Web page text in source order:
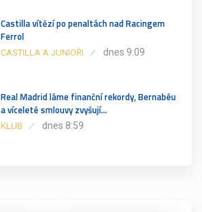
Castilla vítězí po penaltách nad Racingem
Ferrol
CASTILLA A JUNIOŘI dnes 9:09
Real Madrid láme finanční rekordy, Bernabéu
a víceleté smlouvy zvyšují…
KLUB dnes 8:59